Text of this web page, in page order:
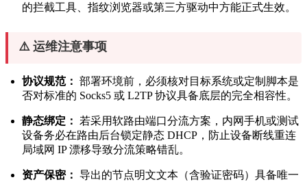
的拦截工具、指纹浏览器或第三方驱动中方能正式生效。
⚠️ 运维注意事项
协议规范： 部署环境前，必须核对目标系统或定制脚本是
否对标准的 Socks5 或 L2TP 协议具备底层的完全相容性。
静态绑定：
若采用软路由端口分流方案，内网手机或测试
设备务必在路由后台锁定静态 DHCP，防止设备断线重连
局域网 IP 漂移导致分流策略错乱。
资产保密： 导出的节点明文文本（含验证密码）具备唯一